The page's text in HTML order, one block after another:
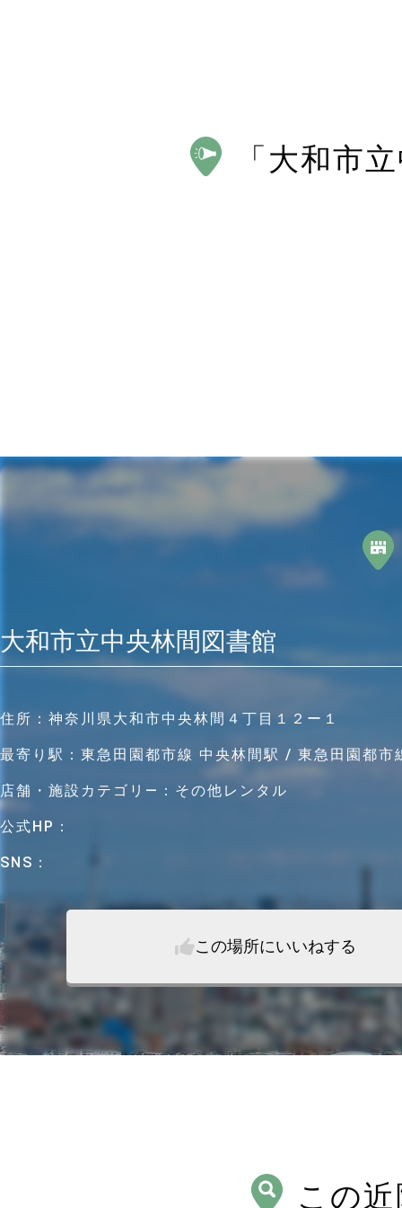
「 大和市
大和市立中央林間図書館
住所： 神奈川県大和市中央林間４丁目１２ー１
最寄り駅： 東急田園都市線 中央林間駅 / 東急田園都
店舗・施設カテゴリ―： その他レンタル
公式HP：
SNS：
この場所にいいねする
この